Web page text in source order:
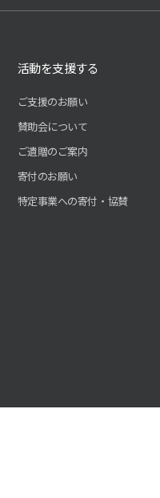
活動を支援する
ご支援のお願い
賛助会について
ご遺贈のご案内
寄付のお願い
特定事業への寄付・協賛